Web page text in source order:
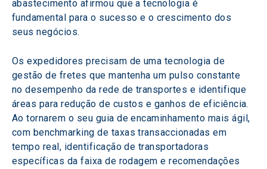
abastecimento afirmou que a tecnologia é
fundamental para o sucesso e o crescimento dos
seus negócios.
Os expedidores precisam de uma tecnologia de
gestão de fretes que mantenha um pulso constante
no desempenho da rede de transportes e identifique
áreas para redução de custos e ganhos de eficiência.
Ao tornarem o seu guia de encaminhamento mais ágil,
com benchmarking de taxas transaccionadas em
tempo real, identificação de transportadoras
específicas da faixa de rodagem e recomendações